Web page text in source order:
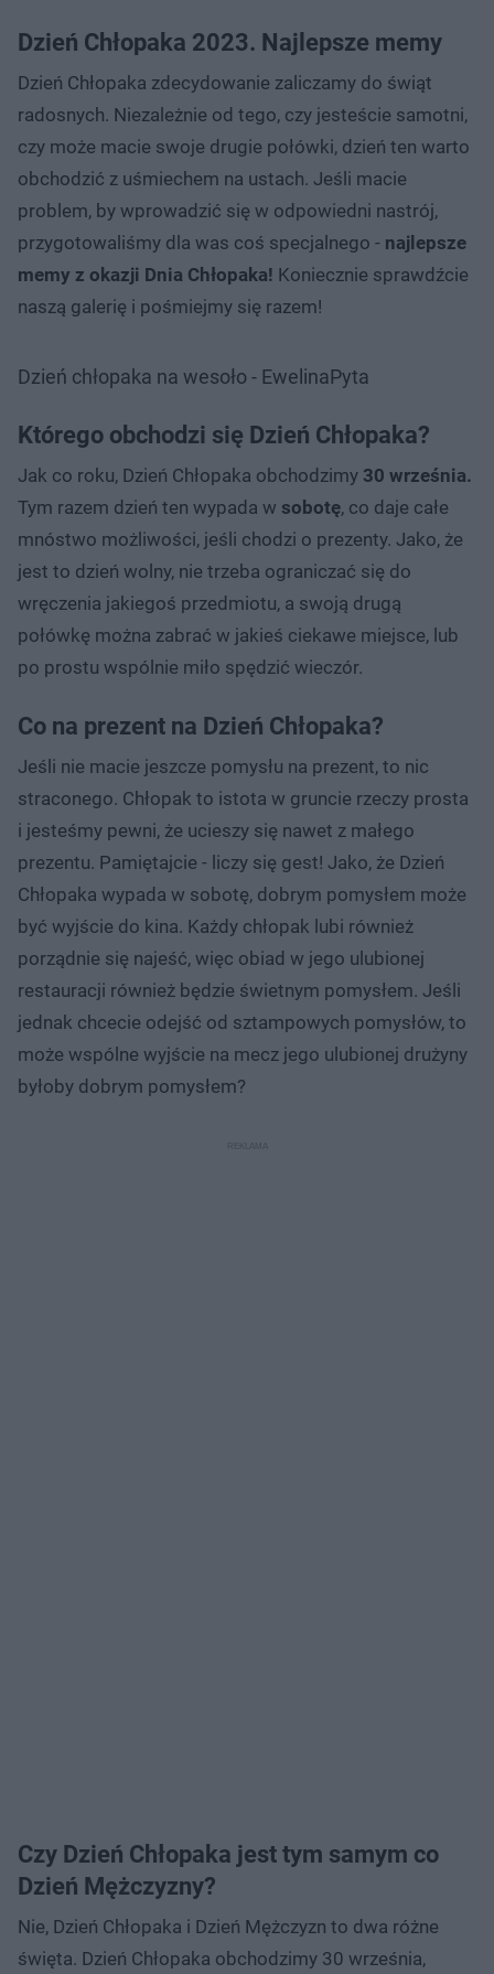
Dzień Chłopaka 2023. Najlepsze memy
Dzień Chłopaka zdecydowanie zaliczamy do świąt
radosnych. Niezależnie od tego, czy jesteście samotni,
czy może macie swoje drugie połówki, dzień ten warto
obchodzić z uśmiechem na ustach. Jeśli macie
problem, by wprowadzić się w odpowiedni nastrój,
przygotowaliśmy dla was coś specjalnego - najlepsze
memy z okazji Dnia Chłopaka! Koniecznie sprawdźcie
naszą galerię i pośmiejmy się razem!
Dzień chłopaka na wesoło - EwelinaPyta
Którego obchodzi się Dzień Chłopaka?
Jak co roku, Dzień Chłopaka obchodzimy 30 września.
Tym razem dzień ten wypada w sobotę, co daje całe
mnóstwo możliwości, jeśli chodzi o prezenty. Jako, że
jest to dzień wolny, nie trzeba ograniczać się do
wręczenia jakiegoś przedmiotu, a swoją drugą
połówkę można zabrać w jakieś ciekawe miejsce, lub
po prostu wspólnie miło spędzić wieczór.
Co na prezent na Dzień Chłopaka?
Jeśli nie macie jeszcze pomysłu na prezent, to nic
straconego. Chłopak to istota w gruncie rzeczy prosta
i jesteśmy pewni, że ucieszy się nawet z małego
prezentu. Pamiętajcie - liczy się gest! Jako, że Dzień
Chłopaka wypada w sobotę, dobrym pomysłem może
być wyjście do kina. Każdy chłopak lubi również
porządnie się najeść, więc obiad w jego ulubionej
restauracji również będzie świetnym pomysłem. Jeśli
jednak chcecie odejść od sztampowych pomysłów, to
może wspólne wyjście na mecz jego ulubionej drużyny
byłoby dobrym pomysłem?
Czy Dzień Chłopaka jest tym samym co
Dzień Mężczyzny?
Nie, Dzień Chłopaka i Dzień Mężczyzn to dwa różne
święta. Dzień Chłopaka obchodzimy 30 września,